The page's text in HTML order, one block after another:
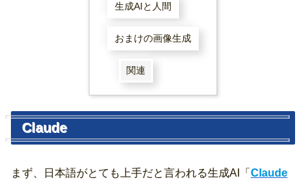
生成AIと人間
おまけの画像生成
関連
Claude
まず、日本語がとても上手だと言われる生成AI「 Claude